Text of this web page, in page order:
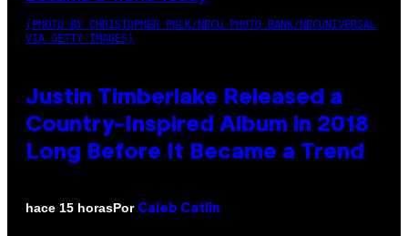
(PHOTO BY CHRISTOPHER POLK/NBCU PHOTO BANK/NBCUNIVERSAL
VIA GETTY IMAGES)
Justin Timberlake Released a
Country-Inspired Album in 2018
Long Before It Became a Trend
hace 15 horasPor Caleb Catlin